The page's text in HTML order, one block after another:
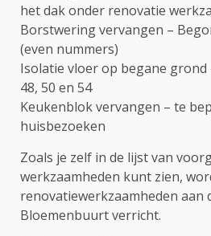
het dak onder renovatie
Borstwering vervangen –
(even nummers)
Isolatie vloer op begane grond
48, 50 en 54
Keukenblok vervangen – te
huisbezoeken
Zoals je zelf in de lijst van
werkzaamheden kunt zien,
renovatiewerkzaamheden aan
Bloemenbuurt verricht.